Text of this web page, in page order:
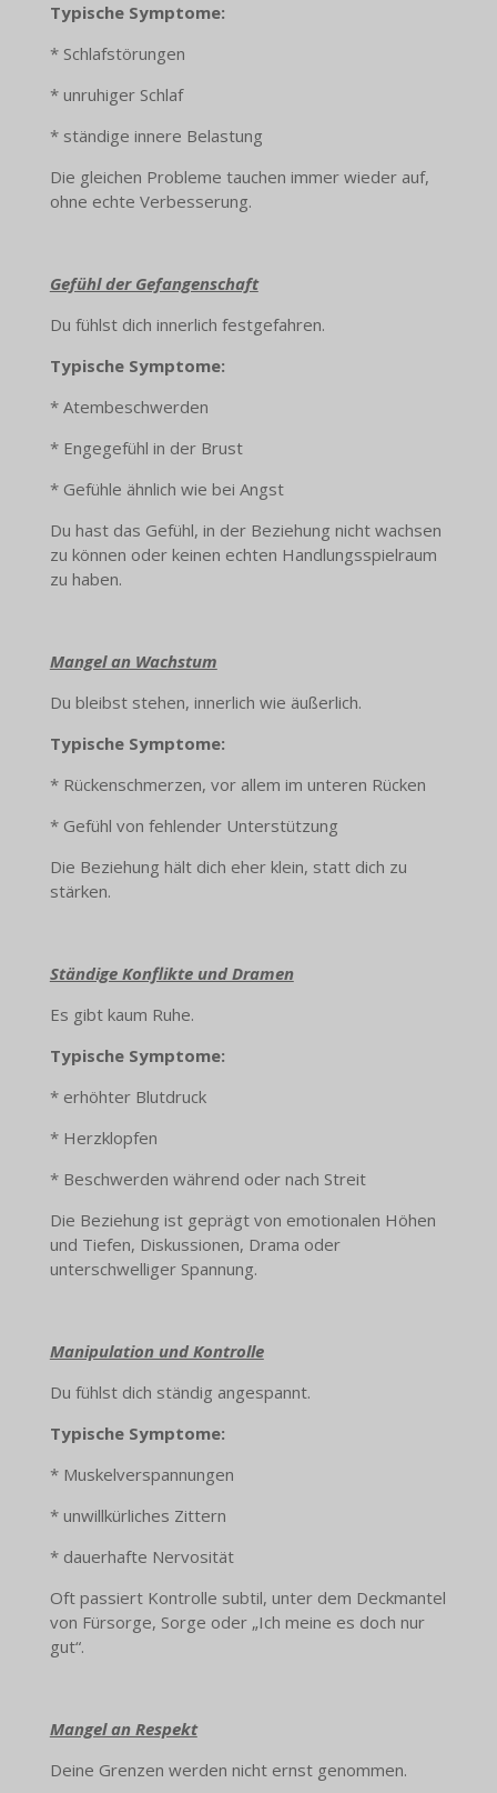
Typische Symptome:
* Schlafstörungen
* unruhiger Schlaf
* ständige innere Belastung
Die gleichen Probleme tauchen immer wieder auf,
ohne echte Verbesserung.
Gefühl der Gefangenschaft
Du fühlst dich innerlich festgefahren.
Typische Symptome:
* Atembeschwerden
* Engegefühl in der Brust
* Gefühle ähnlich wie bei Angst
Du hast das Gefühl, in der Beziehung nicht wachsen
zu können oder keinen echten Handlungsspielraum
zu haben.
Mangel an Wachstum
Du bleibst stehen, innerlich wie äußerlich.
Typische Symptome:
* Rückenschmerzen, vor allem im unteren Rücken
* Gefühl von fehlender Unterstützung
Die Beziehung hält dich eher klein, statt dich zu
stärken.
Ständige Konflikte und Dramen
Es gibt kaum Ruhe.
Typische Symptome:
* erhöhter Blutdruck
* Herzklopfen
* Beschwerden während oder nach Streit
Die Beziehung ist geprägt von emotionalen Höhen
und Tiefen, Diskussionen, Drama oder
unterschwelliger Spannung.
Manipulation und Kontrolle
Du fühlst dich ständig angespannt.
Typische Symptome:
* Muskelverspannungen
* unwillkürliches Zittern
* dauerhafte Nervosität
Oft passiert Kontrolle subtil, unter dem Deckmantel
von Fürsorge, Sorge oder „Ich meine es doch nur
gut“.
Mangel an Respekt
Deine Grenzen werden nicht ernst genommen.